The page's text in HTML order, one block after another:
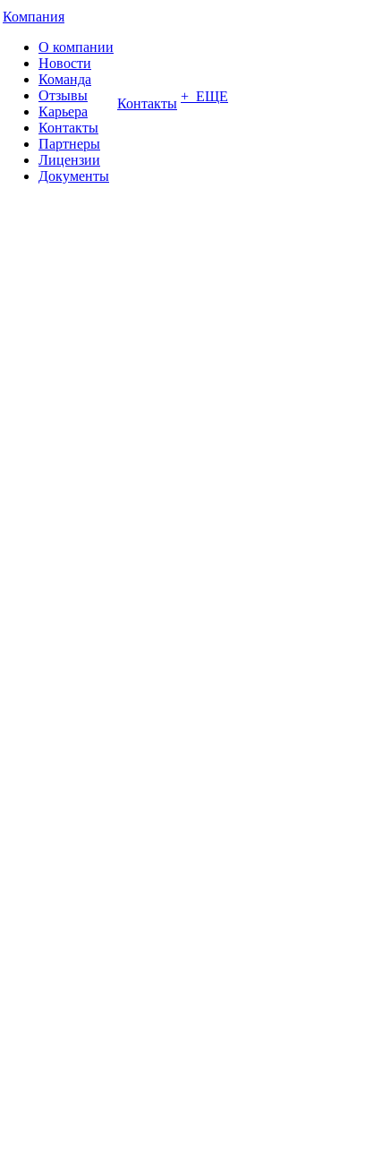
Компания
О компании
Новости
Команда
Отзывы
Карьера
Контакты
Партнеры
Лицензии
Документы
Контакты + ЕЩЕ